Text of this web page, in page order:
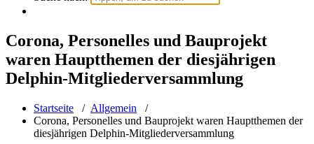
Corona, Personelles und Bauprojekt
waren Hauptthemen der diesjährigen
Delphin-Mitgliederversammlung
Startseite / Allgemein /
Corona, Personelles und Bauprojekt waren Hauptthemen der
diesjährigen Delphin-Mitgliederversammlung